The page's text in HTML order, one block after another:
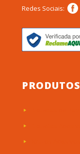
Redes Sociais:
PRODUTOS